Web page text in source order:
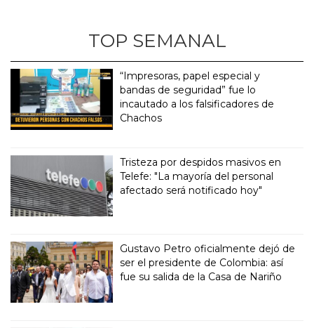
TOP SEMANAL
“Impresoras, papel especial y
bandas de seguridad” fue lo
incautado a los falsificadores de
Chachos
Tristeza por despidos masivos en
Telefe: "La mayoría del personal
afectado será notificado hoy"
Gustavo Petro oficialmente dejó de
ser el presidente de Colombia: así
fue su salida de la Casa de Nariño